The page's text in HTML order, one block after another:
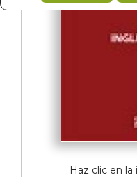
Haz clic en